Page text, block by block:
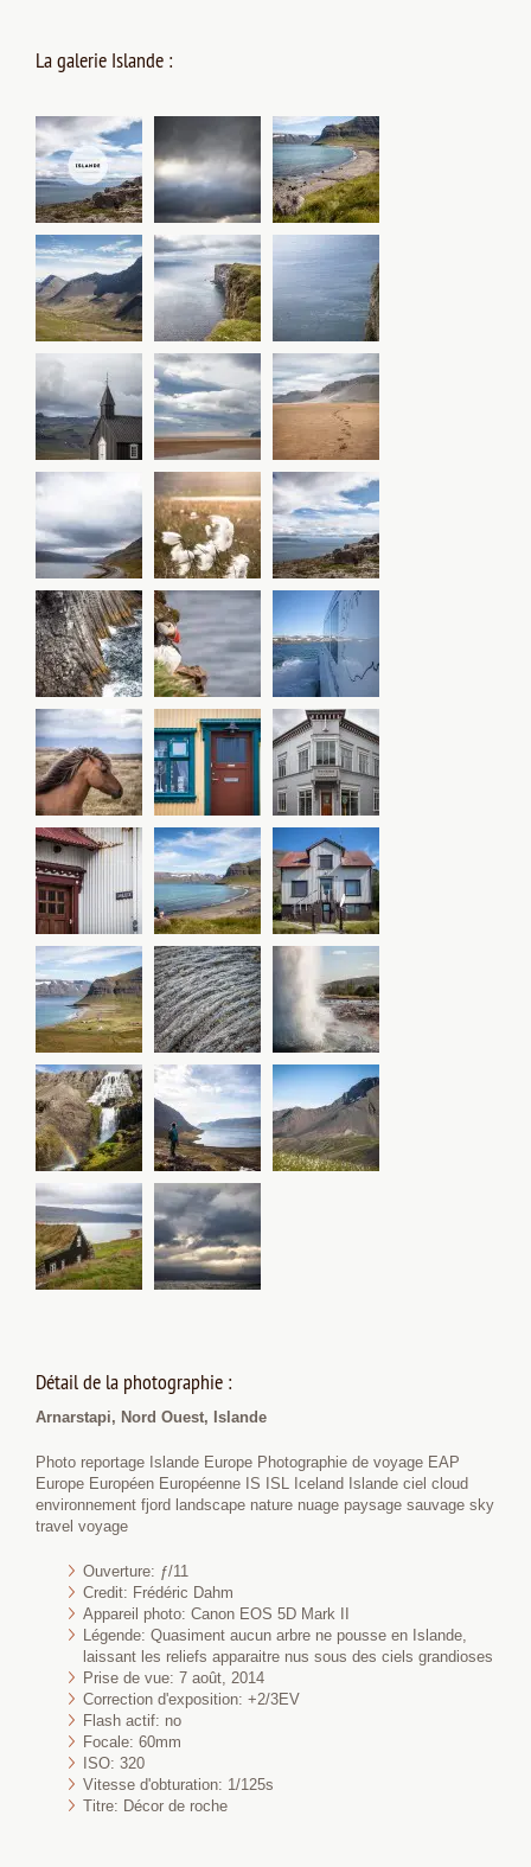
La galerie Islande :
Détail de la photographie :
Arnarstapi, Nord Ouest, Islande
Photo reportage Islande Europe Photographie de voyage EAP
Europe Européen Européenne IS ISL Iceland Islande ciel cloud
environnement fjord landscape nature nuage paysage sauvage sky
travel voyage
Ouverture: ƒ/11
Credit: Frédéric Dahm
Appareil photo: Canon EOS 5D Mark II
Légende: Quasiment aucun arbre ne pousse en Islande,
laissant les reliefs apparaitre nus sous des ciels grandioses
Prise de vue: 7 août, 2014
Correction d'exposition: +2/3EV
Flash actif: no
Focale: 60mm
ISO: 320
Vitesse d'obturation: 1/125s
Titre: Décor de roche